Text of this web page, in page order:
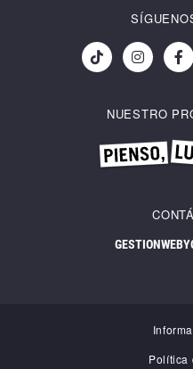
NUESTRO
Política